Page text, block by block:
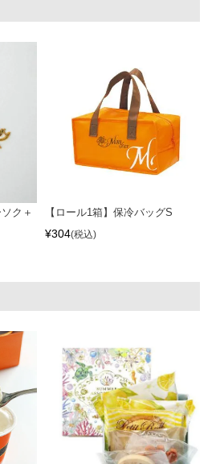
ク＋
【ロール1箱】保冷バッグS
¥304 税込